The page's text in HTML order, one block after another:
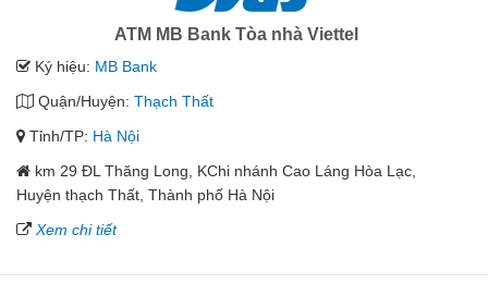
ATM MB Bank Tòa nhà Viettel
Ký hiệu: MB Bank
Quận/Huyện: Thạch Thất
Tỉnh/TP: Hà Nội
km 29 ĐL Thăng Long, KChi nhánh Cao Láng Hòa Lạc,
Huyện thạch Thất, Thành phố Hà Nội
Xem chi tiết